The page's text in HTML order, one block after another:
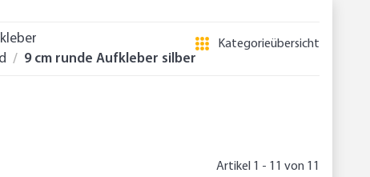
9 cm runde Aufkleber silber
Kategorieübersicht
Artikel 1 - 11 von 11